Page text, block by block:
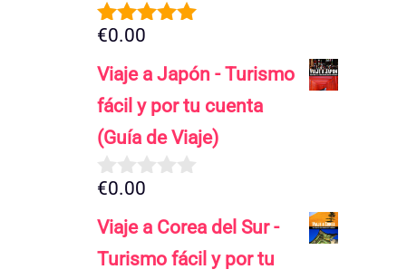
5.00de 5
€0.00
Viaje a Japón - Turismo
fácil y por tu cuenta
(Guía de Viaje)
0
e
5
€0.00
Viaje a Corea del Sur -
Turismo fácil y por tu